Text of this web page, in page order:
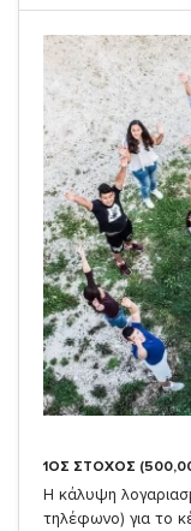
1ΟΣ ΣΤΟΧΟΣ
Η κάλυψη
τηλέφωνο) για το